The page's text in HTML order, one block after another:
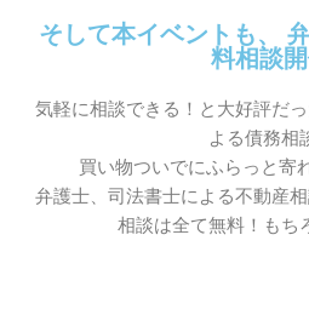
そして本イベントも、
料相談
気軽に相談できる！と大好評だ
よる債務相
買い物ついでにふらっと寄
弁護士、司法書士による不動産
相談は全て無料！もち